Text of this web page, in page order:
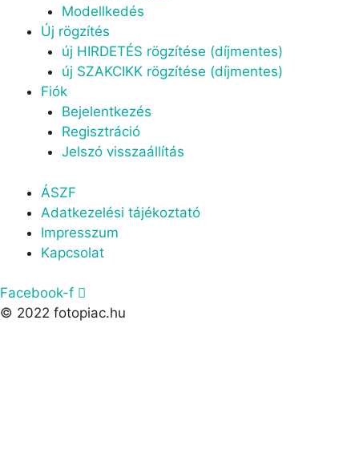
Modellkedés
Új rögzítés
új HIRDETÉS rögzítése (díjmentes)
új SZAKCIKK rögzítése (díjmentes)
Fiók
Bejelentkezés
Regisztráció
Jelszó visszaállítás
Menu
ÁSZF
Adatkezelési tájékoztató
Impresszum
Kapcsolat
Facebook-f
© 2022 fotopiac.hu